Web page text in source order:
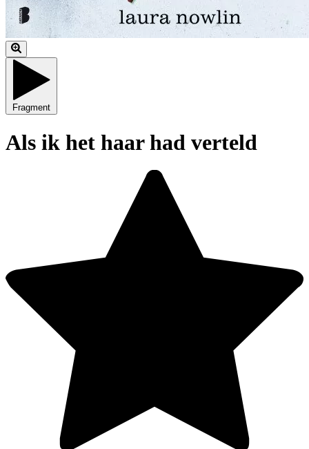
Fragment
Als ik het haar had verteld